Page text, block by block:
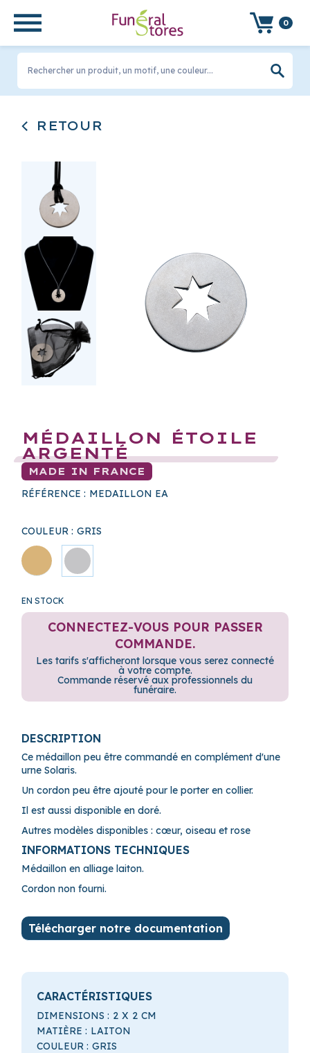
0
Rechercher un produit, un motif, une couleur...
RETOUR
MÉDAILLON ÉTOILE
ARGENTÉ
MADE IN FRANCE
RÉFÉRENCE : MEDAILLON EA
COULEUR : GRIS
EN STOCK
CONNECTEZ-VOUS POUR PASSER
COMMANDE.
Les tarifs s'afficheront lorsque vous serez connecté
à votre compte.
Commande réservé aux professionnels du
funéraire.
DESCRIPTION
Ce médaillon peu être commandé en complément d'une
urne Solaris.
Un cordon peu être ajouté pour le porter en collier.
Il est aussi disponible en doré.
Autres modèles disponibles : cœur, oiseau et rose
INFORMATIONS TECHNIQUES
Médaillon en alliage laiton.
Cordon non fourni.
Télécharger notre documentation
CARACTÉRISTIQUES
DIMENSIONS : 2 X 2 CM
MATIÈRE : LAITON
COULEUR : GRIS